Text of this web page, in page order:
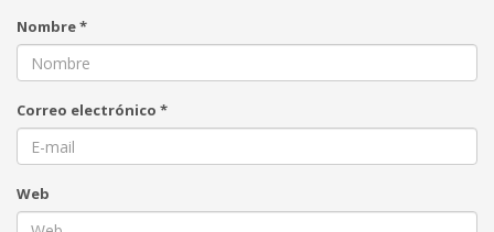
Nombre*
Correo electrónico *
Web